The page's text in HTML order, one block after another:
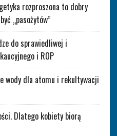
rozproszona to dobry
„pasożytów”
do sprawiedliwej i
i ROP
wody dla atomu i rekultywacji
Dlatego kobiety biorą